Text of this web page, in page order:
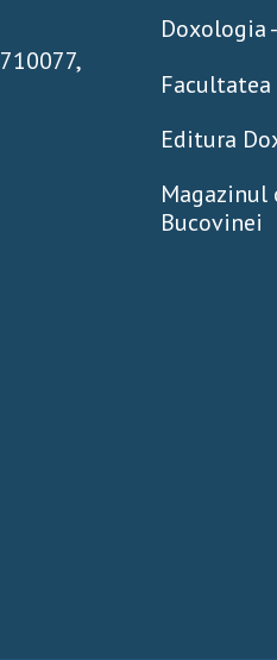
Doxologia
Facultatea
Editura
Bucovinei